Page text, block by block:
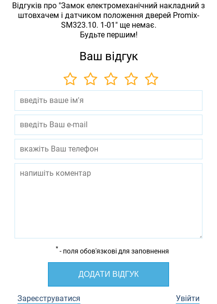
Відгуків про "Замок електромеханічний накладний з
штовхачем і датчиком положення дверей Promix-
SM323.10. 1-01" ще немає.
Будьте першим!
Ваш відгук
* - поля обов'язкові для заповнення
ДОДАТИ ВІДГУК
Зареєструватися Увійти